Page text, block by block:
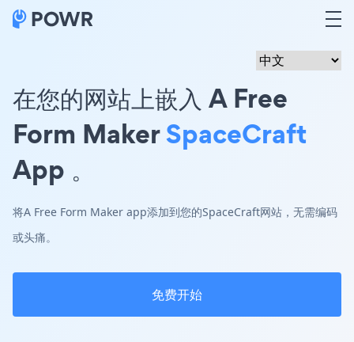
在您的网站上嵌入 A Free
Form MakerSpaceCraft
App 。
将A Free Form Maker app添加到您的SpaceCraft网站，无需编码
或头痛。
免费开始